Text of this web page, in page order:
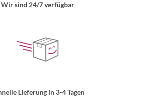
Wir sind 24/7 verfügbar
Lieferung in 3-4 Tagen